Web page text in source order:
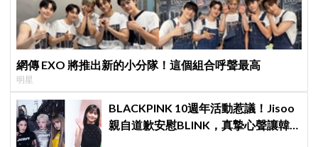
網傳 EXO 將推出新的小分隊！這個組合呼聲最高
明星
BLACKPINK 10週年活動惹議！Jisoo
親自道歉安慰BLINK，真摯心聲讓韓